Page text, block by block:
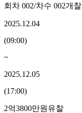
회차 002/차수 002개찰
2025.12.04
(09:00)
~
2025.12.05
(17:00)
2억3800만원 유찰